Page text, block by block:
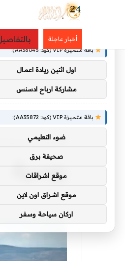
أخبار عاجلة المشهد
الرئيسية
روسية
باقة متميزة VIP (كود: AA38045):
اول اثنين ريادة اعمال
مشاركة ارباح ادسنس
باقة متميزة VIP (كود: AA35872):
ضوء التعليمي
صحيفة برق
موقع اشراقات
موقع اشراق اون لاين
اركان سياحة وسفر